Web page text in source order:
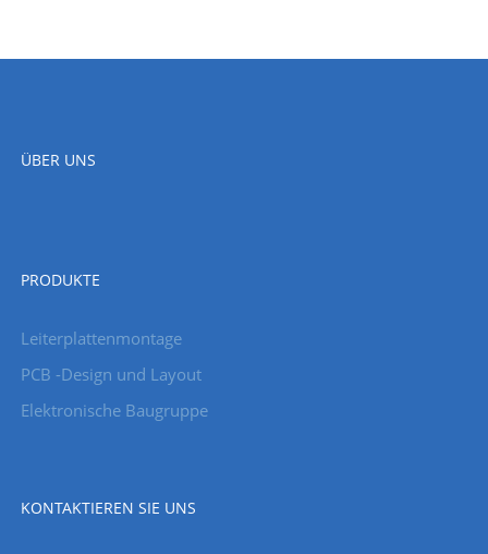
ÜBER UNS
PRODUKTE
Leiterplattenmontage
PCB -Design und Layout
Elektronische Baugruppe
KONTAKTIEREN SIE UNS